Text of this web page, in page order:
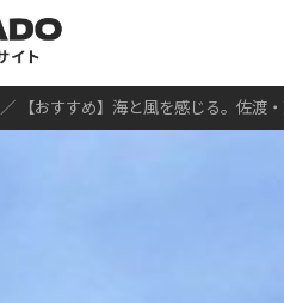
／ 【おすすめ】海と風を感じる。佐渡